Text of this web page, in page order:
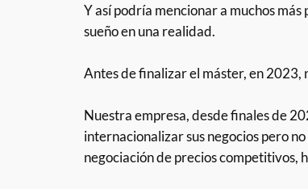
Y así podría mencionar a muchos
sueño en una realidad.
Antes de finalizar el máster, en
Nuestra empresa, desde finales de
internacionalizar sus negocios pero
negociación de precios competitivos,